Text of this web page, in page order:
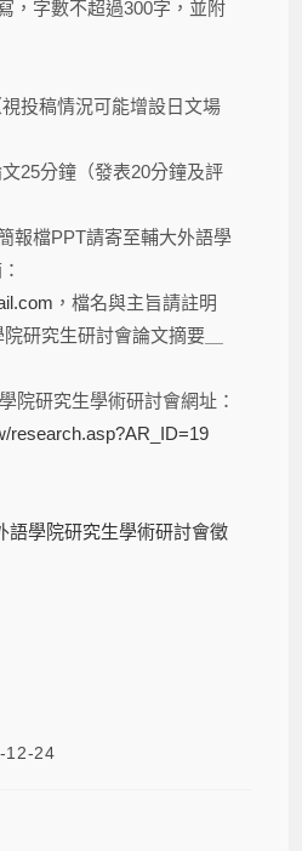
，字數不超過300字，並附
投稿情況可能增設日文場
25分鐘（發表20分鐘及評
報檔PPT請寄至輔大外語學
，檔名與主旨請註明
研究生研討會論文摘要＿
院研究生學術研討會網址：
research.asp?AR_ID=19
語學院研究生學術研討會徵
12-24